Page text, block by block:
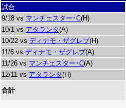
試合
9/18 vs マンチェスター･C(H)
10/1 vs アタランタ(A)
10/22 vs ディナモ・ザグレブ(H)
11/6 vs ディナモ・ザグレブ(A)
11/26 vs マンチェスター･C(A)
12/11 vs アタランタ(H)
合計